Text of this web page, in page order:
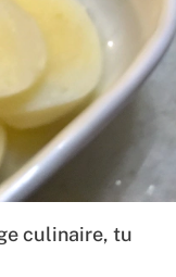
culinaire, tu